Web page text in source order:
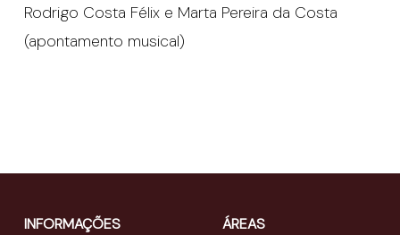
Rodrigo Costa Félix e Marta Pereira da Costa
(apontamento musical)
INFORMAÇÕES ÁREAS